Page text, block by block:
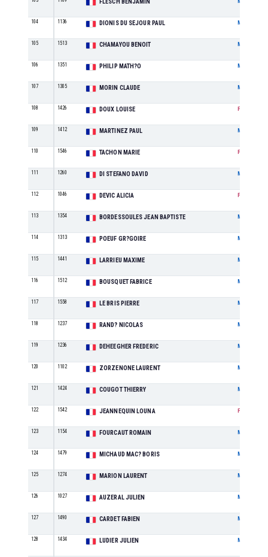
104 1136 DIONIS DU SEJOUR PAUL M
105 1513 CHAMAYOU BENOIT M
106 1351 PHILIP MATH?O M
107 1305 MORIN CLAUDE M
108 1426 DOUX LOUISE F
109 1412 MARTINEZ PAUL M
110 1546 TACHON MARIE F
111 1260 DI STEFANO DAVID M
112 1046 DEVIC ALICIA F
113 1354 BORDESSOULES JEAN BAPTISTE M
114 1313 POEUF GR?GOIRE M
115 1441 LARRIEU MAXIME M
116 1512 BOUSQUET FABRICE M
117 1558 LE BRIS PIERRE M
118 1237 RAND? NICOLAS M
119 1236 DEHEEGHER FREDERIC M
120 1102 ZORZENONE LAURENT M
121 1424 COUGOT THIERRY M
122 1542 JEANNEQUIN LOUNA F
123 1154 FOURCAUT ROMAIN M
124 1479 MICHAUD MAC? BORIS M
125 1274 MARION LAURENT M
126 1027 AUZERAL JULIEN M
127 1490 CARDET FABIEN M
128 1434 LUDIER JULIEN M